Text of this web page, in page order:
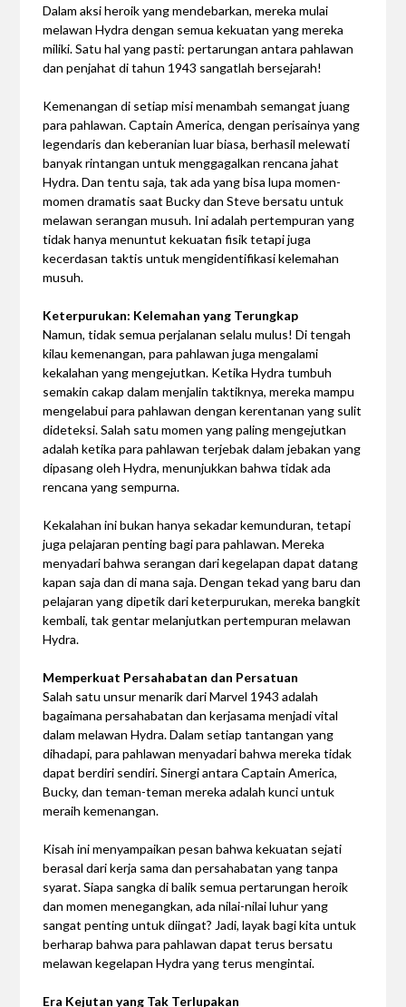
Dalam aksi heroik yang mendebarkan, mereka mulai
melawan Hydra dengan semua kekuatan yang mereka
miliki. Satu hal yang pasti: pertarungan antara pahlawan
dan penjahat di tahun 1943 sangatlah bersejarah!
Kemenangan di setiap misi menambah semangat juang
para pahlawan. Captain America, dengan perisainya yang
legendaris dan keberanian luar biasa, berhasil melewati
banyak rintangan untuk menggagalkan rencana jahat
Hydra. Dan tentu saja, tak ada yang bisa lupa momen-
momen dramatis saat Bucky dan Steve bersatu untuk
melawan serangan musuh. Ini adalah pertempuran yang
tidak hanya menuntut kekuatan fisik tetapi juga
kecerdasan taktis untuk mengidentifikasi kelemahan
musuh.
Keterpurukan: Kelemahan yang Terungkap
Namun, tidak semua perjalanan selalu mulus! Di tengah
kilau kemenangan, para pahlawan juga mengalami
kekalahan yang mengejutkan. Ketika Hydra tumbuh
semakin cakap dalam menjalin taktiknya, mereka mampu
mengelabui para pahlawan dengan kerentanan yang sulit
dideteksi. Salah satu momen yang paling mengejutkan
adalah ketika para pahlawan terjebak dalam jebakan yang
dipasang oleh Hydra, menunjukkan bahwa tidak ada
rencana yang sempurna.
Kekalahan ini bukan hanya sekadar kemunduran, tetapi
juga pelajaran penting bagi para pahlawan. Mereka
menyadari bahwa serangan dari kegelapan dapat datang
kapan saja dan di mana saja. Dengan tekad yang baru dan
pelajaran yang dipetik dari keterpurukan, mereka bangkit
kembali, tak gentar melanjutkan pertempuran melawan
Hydra.
Memperkuat Persahabatan dan Persatuan
Salah satu unsur menarik dari Marvel 1943 adalah
bagaimana persahabatan dan kerjasama menjadi vital
dalam melawan Hydra. Dalam setiap tantangan yang
dihadapi, para pahlawan menyadari bahwa mereka tidak
dapat berdiri sendiri. Sinergi antara Captain America,
Bucky, dan teman-teman mereka adalah kunci untuk
meraih kemenangan.
Kisah ini menyampaikan pesan bahwa kekuatan sejati
berasal dari kerja sama dan persahabatan yang tanpa
syarat. Siapa sangka di balik semua pertarungan heroik
dan momen menegangkan, ada nilai-nilai luhur yang
sangat penting untuk diingat? Jadi, layak bagi kita untuk
berharap bahwa para pahlawan dapat terus bersatu
melawan kegelapan Hydra yang terus mengintai.
Era Kejutan yang Tak Terlupakan